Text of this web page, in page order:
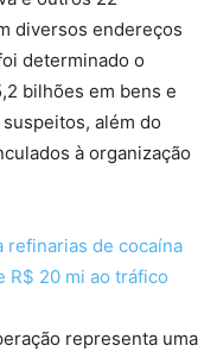
diversos endereços
determinado o
bilhões em bens e
além do
à organização
refinarias de cocaína
R$ 20 mi ao tráfico
representa uma